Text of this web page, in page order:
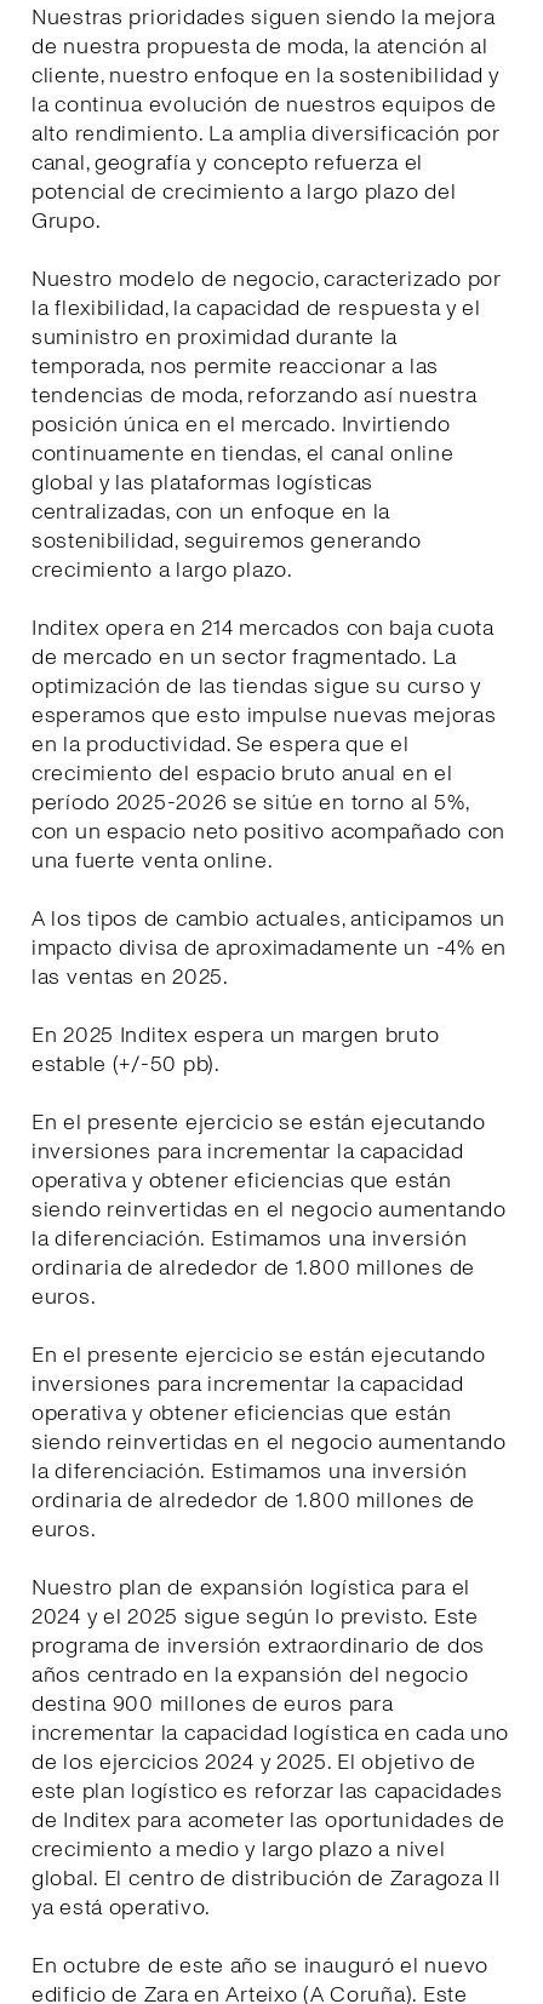
Nuestras prioridades siguen siendo la mejora
de nuestra propuesta de moda, la atención al
cliente, nuestro enfoque en la sostenibilidad y
la continua evolución de nuestros equipos de
alto rendimiento. La amplia diversificación por
canal, geografía y concepto refuerza el
potencial de crecimiento a largo plazo del
Grupo.
Nuestro modelo de negocio, caracterizado por
la flexibilidad, la capacidad de respuesta y el
suministro en proximidad durante la
temporada, nos permite reaccionar a las
tendencias de moda, reforzando así nuestra
posición única en el mercado. Invirtiendo
continuamente en tiendas, el canal online
global y las plataformas logísticas
centralizadas, con un enfoque en la
sostenibilidad, seguiremos generando
crecimiento a largo plazo.
Inditex opera en 214 mercados con baja cuota
de mercado en un sector fragmentado. La
optimización de las tiendas sigue su curso y
esperamos que esto impulse nuevas mejoras
en la productividad. Se espera que el
crecimiento del espacio bruto anual en el
período 2025-2026 se sitúe en torno al 5%,
con un espacio neto positivo acompañado con
una fuerte venta online.
A los tipos de cambio actuales, anticipamos un
impacto divisa de aproximadamente un -4% en
las ventas en 2025.
En 2025 Inditex espera un margen bruto
estable (+/-50 pb).
En el presente ejercicio se están ejecutando
inversiones para incrementar la capacidad
operativa y obtener eficiencias que están
siendo reinvertidas en el negocio aumentando
la diferenciación. Estimamos una inversión
ordinaria de alrededor de 1.800 millones de
euros.
En el presente ejercicio se están ejecutando
inversiones para incrementar la capacidad
operativa y obtener eficiencias que están
siendo reinvertidas en el negocio aumentando
la diferenciación. Estimamos una inversión
ordinaria de alrededor de 1.800 millones de
euros.
Nuestro plan de expansión logística para el
2024 y el 2025 sigue según lo previsto. Este
programa de inversión extraordinario de dos
años centrado en la expansión del negocio
destina 900 millones de euros para
incrementar la capacidad logística en cada uno
de los ejercicios 2024 y 2025. El objetivo de
este plan logístico es reforzar las capacidades
de Inditex para acometer las oportunidades de
crecimiento a medio y largo plazo a nivel
global. El centro de distribución de Zaragoza II
ya está operativo.
En octubre de este año se inauguró el nuevo
edificio de Zara en Arteixo (A Coruña). Este